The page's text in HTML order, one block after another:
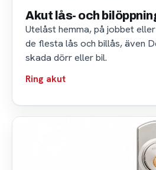
Akut lås- och
Utelåst hemma, på jobbet
de flesta lås och billås, även
skada dörr eller bil.
Ring akut